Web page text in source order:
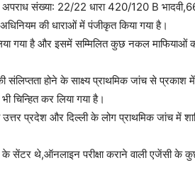
अपराध संख्या: 22/22 धारा 420/120 B
की धाराओं में पंजीकृत किया गया है।
गया है और इसमें सम्मिलित कुछ नकल माफियाओं
होने के साक्ष्य प्राथमिक जांच से
चिन्हित कर लिया गया है।
उत्तर प्रदेश और दिल्ली के लोग प्राथमिक जांच में
थे,ऑनलाइन परीक्षा कराने वाली एजेंसी के कुछ